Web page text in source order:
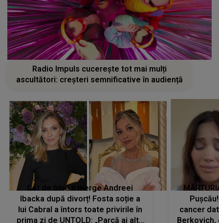
Radio Impuls cucerește tot mai mulți
ascultători: creșteri semnificative în audiență
Cât de bine îi merge Andreei
Ibacka după divorț! Fosta soție a
lui Cabral a întors toate privirile în
prima zi de UNTOLD: „Parcă ai altă
cancer
Berkovich,